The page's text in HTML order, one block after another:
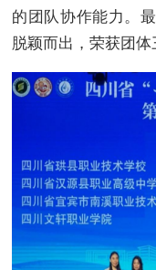
的团队协作能力。
脱颖而出，荣获团体